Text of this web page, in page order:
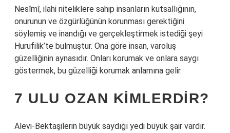
Nesîmî, ilahi niteliklere sahip insanların kutsallığının,
onurunun ve özgürlüğünün korunması gerektiğini
söylemiş ve inandığı ve gerçekleştirmek istediği şeyi
Hurufilik’te bulmuştur. Ona göre insan, varoluş
güzelliğinin aynasıdır. Onları korumak ve onlara saygı
göstermek, bu güzelliği korumak anlamına gelir.
7 ULU OZAN KIMLERDIR?
Alevi-Bektaşilerin büyük saydığı yedi büyük şair vardır.